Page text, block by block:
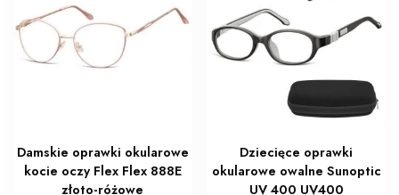
Damskie oprawki okularowe
kocie oczy Flex Flex 888E
złoto-różowe
Dziecięce oprawki
okularowe owalne Sunoptic
UV 400 UV400